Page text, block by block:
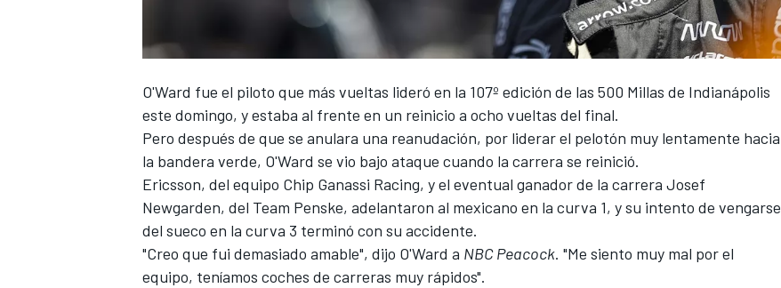
O'Ward fue el piloto que más vueltas lideró en la 107º edición de las 500 Millas de Indianápolis
este domingo, y estaba al frente en un reinicio a ocho vueltas del final.
Pero después de que se anulara una reanudación, por liderar el pelotón muy lentamente hacia
la bandera verde, O'Ward se vio bajo ataque cuando la carrera se reinició.
Ericsson, del equipo Chip Ganassi Racing, y el eventual ganador de la carrera Josef
Newgarden, del Team Penske, adelantaron al mexicano en la curva 1, y su intento de vengarse
del sueco en la curva 3 terminó con su accidente.
"Creo que fui demasiado amable", dijo O'Ward a NBC Peacock. "Me siento muy mal por el
equipo, teníamos coches de carreras muy rápidos".